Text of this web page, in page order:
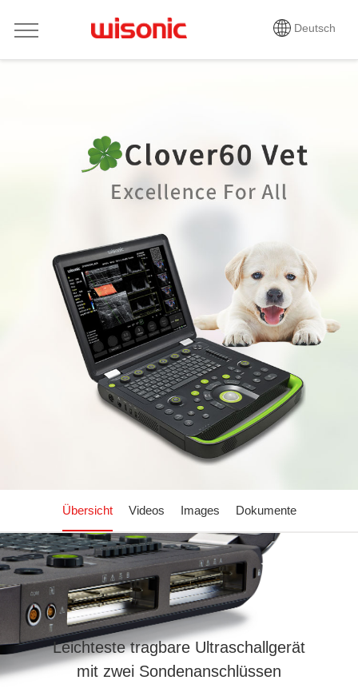
Deutsch
Übersicht Videos Images Dokumente
Leichteste tragbare Ultraschallgerät
mit zwei Sondenanschlüssen